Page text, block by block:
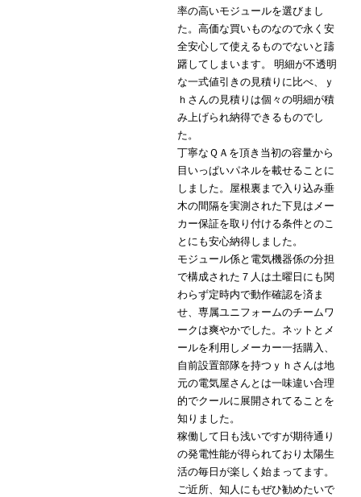
率の高いモジュールを選びまし
た。高価な買いものなので永く安
全安心して使えるものでないと躊
躇してしまいます。 明細が不透明
な一式値引きの見積りに比べ、ｙ
ｈさんの見積りは個々の明細が積
み上げられ納得できるものでし
た。
丁寧なＱＡを頂き当初の容量から
目いっぱいパネルを載せることに
しました。屋根裏まで入り込み垂
木の間隔を実測された下見はメー
カー保証を取り付ける条件とのこ
とにも安心納得しました。
モジュール係と電気機器係の分担
で構成された７人は土曜日にも関
わらず定時内で動作確認を済ま
せ、専属ユニフォームのチームワ
ークは爽やかでした。ネットとメ
ールを利用しメーカー一括購入、
自前設置部隊を持つｙｈさんは地
元の電気屋さんとは一味違い合理
的でクールに展開されてることを
知りました。
稼働して日も浅いですが期待通り
の発電性能が得られており太陽生
活の毎日が楽しく始まってます。
ご近所、知人にもぜひ勧めたいで